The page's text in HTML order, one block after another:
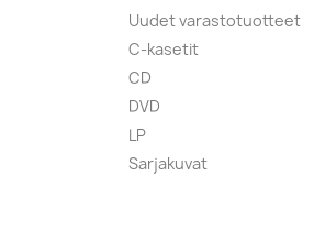
Uudet varastotuotteet
C-kasetit
CD
DVD
LP
Sarjakuvat